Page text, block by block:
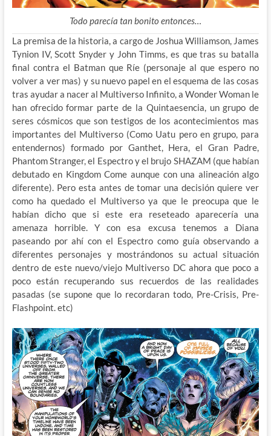
Todo parecía tan bonito entonces…
La premisa de la historia, a cargo de Joshua Williamson, James
Tynion IV, Scott Snyder y John Timms, es que tras su batalla
final contra el Batman que Ríe (personaje al que espero no
volver a ver mas) y su nuevo papel en el esquema de las cosas
tras ayudar a nacer al Multiverso Infinito, a Wonder Woman le
han ofrecido formar parte de la Quintaesencia, un grupo de
seres cósmicos que son testigos de los acontecimientos mas
importantes del Multiverso (Como Uatu pero en grupo, para
entendernos) formado por Ganthet, Hera, el Gran Padre,
Phantom Stranger, el Espectro y el brujo SHAZAM (que habían
debutado en Kingdom Come aunque con una alineación algo
diferente). Pero esta antes de tomar una decisión quiere ver
como ha quedado el Multiverso ya que le preocupa que le
habían dicho que si este era reseteado aparecería una
amenaza horrible. Y con esa excusa tenemos a Diana
paseando por ahí con el Espectro como guía observando a
diferentes personajes y mostrándonos su actual situación
dentro de este nuevo/viejo Multiverso DC ahora que poco a
poco están recuperando sus recuerdos de las realidades
pasadas (se supone que lo recordaran todo, Pre-Crisis, Pre-
Flashpoint. etc)